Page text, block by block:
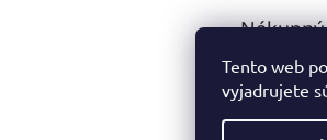
Tento web
vyjadrujete
0